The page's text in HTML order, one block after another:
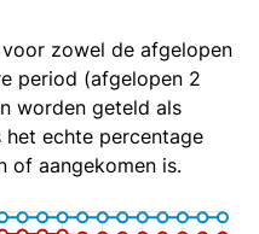
zowel de afgelopen
period (afgelopen 2
worden geteld als
echte percentage
of aangekomen is.